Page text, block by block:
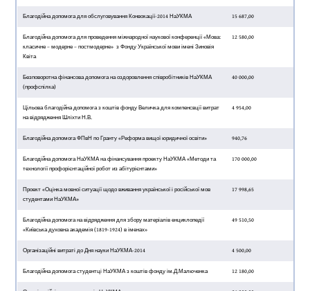
Благодійна допомога для обслуговування Конвокації-2014 НаУКМА 15 687,00
Благодійна допомога для проведення міжнародної наукової конференції «Мова:
класичне – модерне – постмодерне» з Фонду Української мови імені Зиновія
Квіта
12 580,00
Безповоротна фінансова допомога на оздоровлення співробітників НаУКМА
(профспілка)
40 000,00
Цільова благодійна допомога з коштів фонду Величка для компенсвції витрат
на відрядження Шліхти Н.В.
4 954,00
Благодійна допомога ФПвН по Гранту «Реформа вищої юридичної освіти» 940,76
Благодійна допомога НаУКМА на фінансування проекту НаУКМА «Методи та
технології профорієнтаційної робот из абітурієнтами»
170 000,00
Проект «Оцінка мовної ситуації щодо вживання української і російської мов
студентами НаУКМА»
17 998,65
Благодійна допомога на відрядження для збору матеріалів енциклопедії
«Київська духовна академія (1819-1924) в іменах»
49 510,50
Організаційні витраті до Дня науки НаУКМА-2014 4 500,00
Благодійна допомога студентці НаУКМА з коштів фонду ім.Д.Малюченка 12 180,00